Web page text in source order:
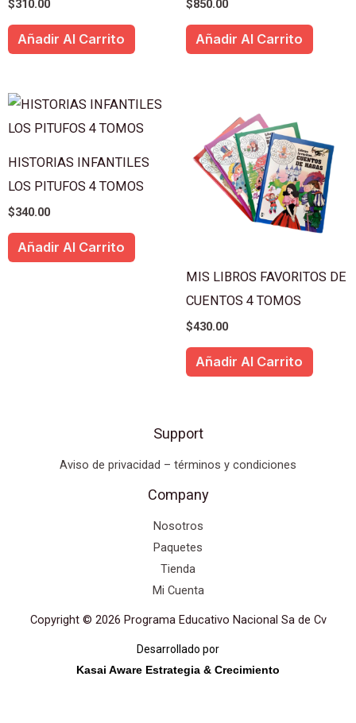
$310.00
Añadir Al Carrito
$850.00
Añadir Al Carrito
HISTORIAS INFANTILES
LOS PITUFOS 4 TOMOS
$340.00
Añadir Al Carrito
MIS LIBROS FAVORITOS DE
CUENTOS 4 TOMOS
$430.00
Añadir Al Carrito
Support
Aviso de privacidad – términos y condiciones
Company
Nosotros
Paquetes
Tienda
Mi Cuenta
Copyright © 2026 Programa Educativo Nacional Sa de Cv
Desarrollado por
Kasai Aware Estrategia & Crecimiento